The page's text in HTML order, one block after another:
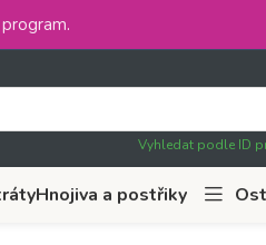
.
Vyhledat podle ID
Hnojiva a postřiky